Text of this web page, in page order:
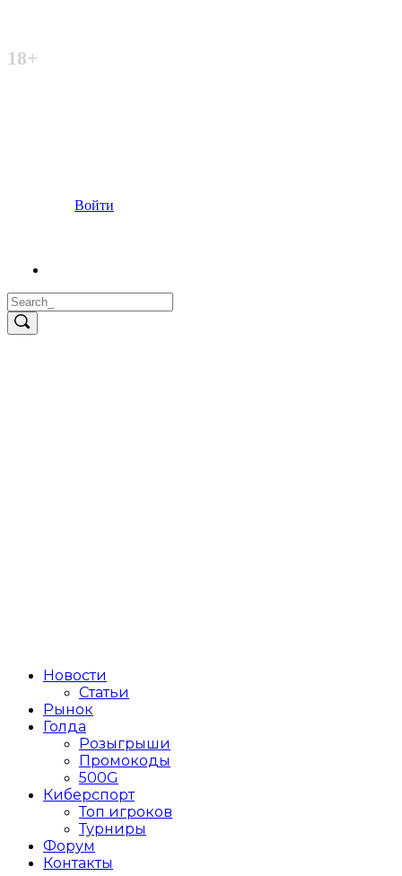
18+
Войти
Новости
Статьи
Рынок
Голда
Розыгрыши
Промокоды
500G
Киберспорт
Топ игроков
Турниры
Форум
Контакты